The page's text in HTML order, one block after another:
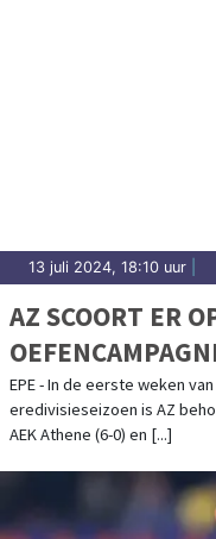
13 juli 2024, 18:10 uur
AZ SCOORT ER
GEKLOPT
EPE - In de eerste weken
eredivisieseizoen is AZ
AEK Athene (6-0) en [...]